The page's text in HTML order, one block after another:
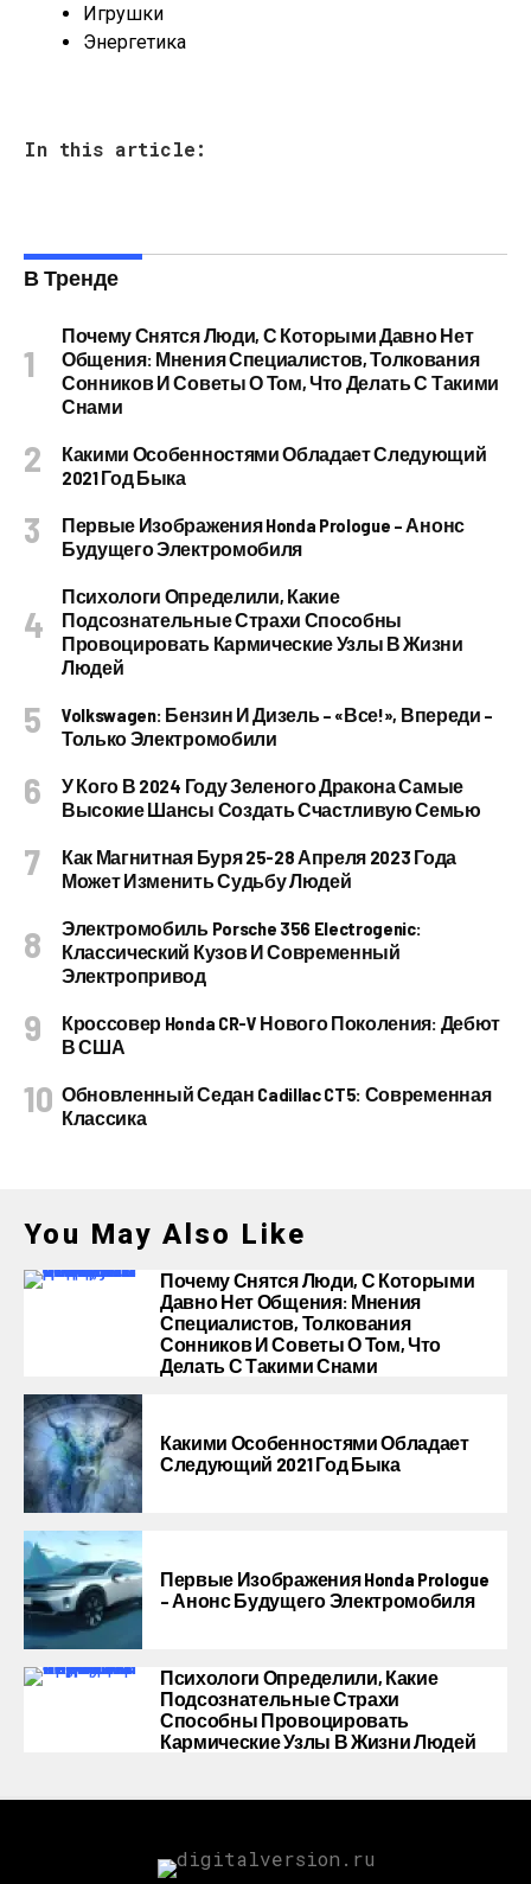
Игрушки
Энергетика
In this article:
В Тренде
Почему Снятся Люди, С Которыми Давно Нет
Общения: Мнения Специалистов, Толкования
Сонников И Советы О Том, Что Делать С Такими
Снами
Какими Особенностями Обладает Следующий
2021 Год Быка
Первые Изображения Honda Prologue – Анонс
Будущего Электромобиля
Психологи Определили, Какие
Подсознательные Страхи Способны
Провоцировать Кармические Узлы В Жизни
Людей
Volkswagen: Бензин И Дизель – «все!», Впереди –
Только Электромобили
У Кого В 2024 Году Зеленого Дракона Самые
Высокие Шансы Создать Счастливую Семью
Как Магнитная Буря 25-28 Апреля 2023 Года
Может Изменить Судьбу Людей
Электромобиль Porsche 356 Electrogenic:
Классический Кузов И Современный
Электропривод
Кроссовер Honda CR-V Нового Поколения: Дебют
В США
Обновленный Седан Cadillac CT5: Современная
Классика
You May Also Like
Почему Снятся Люди, С Которыми
Давно Нет Общения: Мнения
Специалистов, Толкования
Сонников И Советы О Том, Что
Делать С Такими Снами
Какими Особенностями Обладает
Следующий 2021 Год Быка
Первые Изображения Honda Prologue
– Анонс Будущего Электромобиля
Психологи Определили, Какие
Подсознательные Страхи
Способны Провоцировать
Кармические Узлы В Жизни Людей